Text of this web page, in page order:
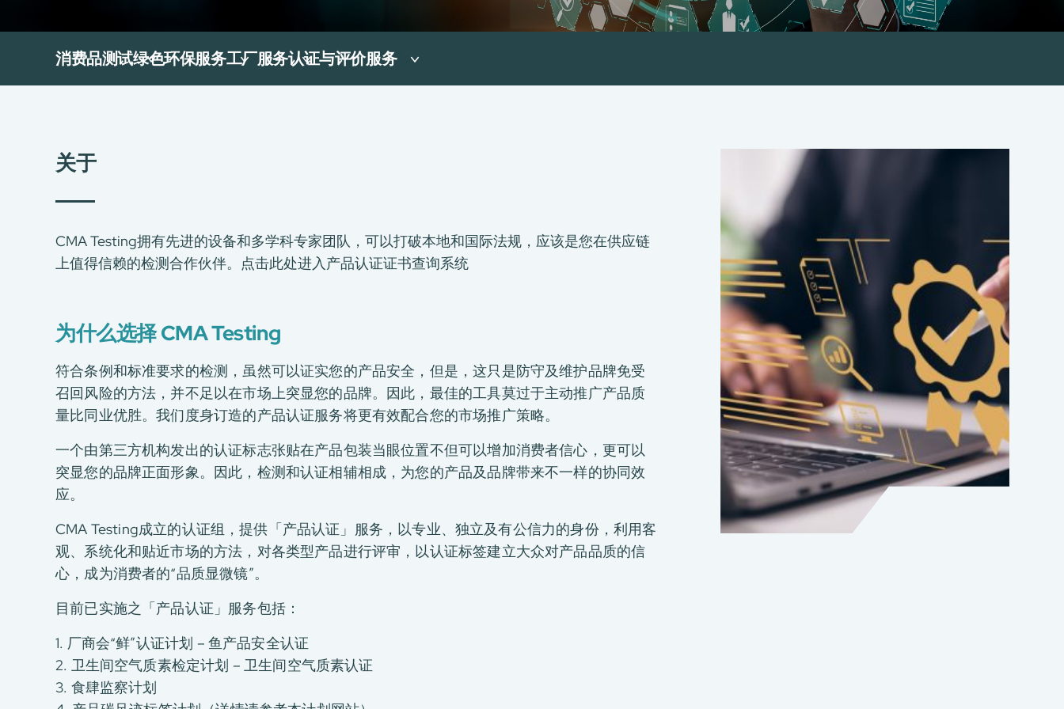
消费品测试绿色环保服务工厂服务认证与评价服务
关于
CMA Testing拥有先进的设备和多学科专家团队，可以打破本地和国际法规，应该是您在供应链
上值得信赖的检测合作伙伴。 点击此处进入产品认证证书查询系统
为什么选择 CMA Testing
符合条例和标准要求的检测，虽然可以证实您的产品安全，但是，这只是防守及维护品牌免受
召回风险的方法，并不足以在市场上突显您的品牌。因此，最佳的工具莫过于主动推广产品质
量比同业优胜。我们度身订造的产品认证服务将更有效配合您的市场推广策略。
一个由第三方机构发出的认证标志张贴在产品包装当眼位置不但可以增加消费者信心，更可以
突显您的品牌正面形象。因此，检测和认证相辅相成，为您的产品及品牌带来不一样的协同效
应。
CMA Testing成立的认证组，提供「产品认证」服务，以专业、独立及有公信力的身份，利用客
观、系统化和贴近市场的方法，对各类型产品进行评审，以认证标签建立大众对产品品质的信
心，成为消费者的“品质显微镜”。
目前已实施之「产品认证」服务包括：
1. 厂商会“鲜”认证计划 – 鱼产品安全认证
2. 卫生间空气质素检定计划 – 卫生间空气质素认证
3. 食肆监察计划